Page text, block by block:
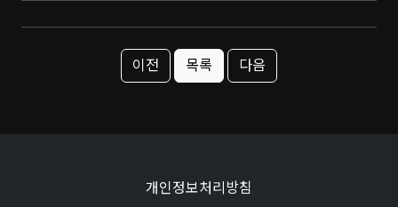
이전 목록 다음
개인정보처리방침